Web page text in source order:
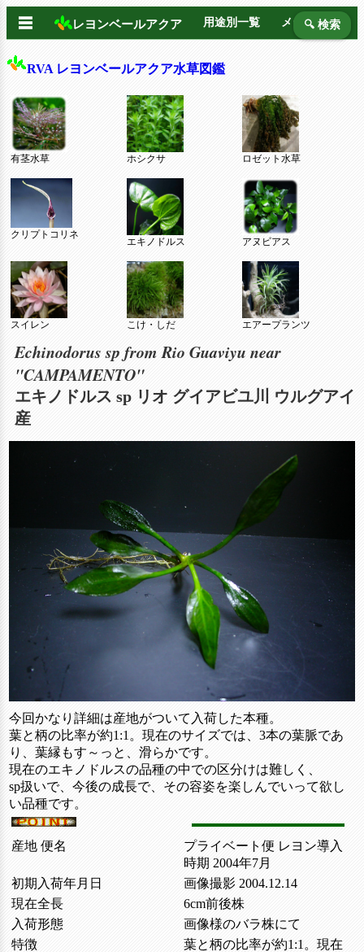
☰ レヨンベールアクア 用途別一覧 メーカー別
🔍 検索
RVA レヨンベールアクア水草図鑑
有茎水草 ホシクサ ロゼット水草
クリプトコリネ
エキノドルス アヌビアス
スイレン こけ・しだ エアープランツ
Echinodorus sp from Rio Guaviyu near
"CAMPAMENTO"
エキノドルス sp リオ グイアビユ川 ウルグアイ
産
今回かなり詳細は産地がついて入荷した本種。
葉と柄の比率が約1:1。現在のサイズでは、3本の葉脈であ
り、葉縁もす～っと、滑らかです。
現在のエキノドルスの品種の中での区分けは難しく、
sp扱いで、今後の成長で、その容姿を楽しんでいって欲し
い品種です。
産地 便名
プライベート便 レヨン導入
時期 2004年7月
初期入荷年月日
画像撮影 2004.12.14
現在全長
6cm前後株
入荷形態
画像様のバラ株にて
特徴
葉と柄の比率が約1:1。現在